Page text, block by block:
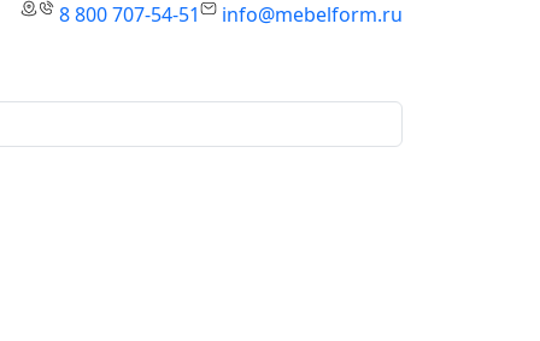
8 800 707-54-51 info@mebelform.ru